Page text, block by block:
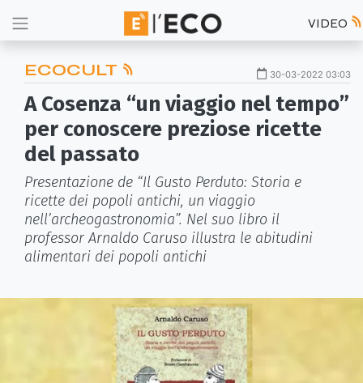
VIDEO
ECOCULT 30-03-2022 03:03
A Cosenza “un viaggio nel tempo”
per conoscere preziose ricette
del passato
Presentazione de “Il Gusto Perduto: Storia e
ricette dei popoli antichi, un viaggio
nell’archeogastronomia”. Nel suo libro il
professor Arnaldo Caruso illustra le abitudini
alimentari dei popoli antichi